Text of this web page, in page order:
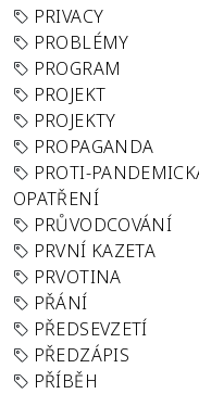
PRIVACY
PROBLÉMY
PROGRAM
PROJEKT
PROJEKTY
PROPAGANDA
PROTI-
OPATŘENÍ
PRŮVODCOVÁNÍ
PRVNÍ KAZETA
PRVOTINA
PŘÁNÍ
PŘEDSEVZETÍ
PŘEDZÁPIS
PŘÍBĚH